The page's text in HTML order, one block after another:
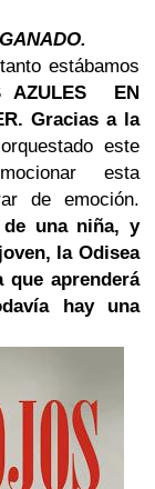
estábamos
AZULES EN
Gracias a la
este
esta
de emoción.
una niña, y
joven, la Odisea
que aprenderá
hay una